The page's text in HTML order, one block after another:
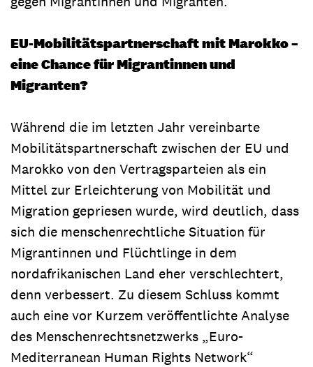
EU-Mobilitätspartnerschaft mit Marokko –
eine Chance für Migrantinnen und
Migranten?
Während die im letzten Jahr vereinbarte
Mobilitätspartnerschaft zwischen der EU und
Marokko von den Vertragsparteien als ein
Mittel zur Erleichterung von Mobilität und
Migration gepriesen wurde, wird deutlich, dass
sich die menschenrechtliche Situation für
Migrantinnen und Flüchtlinge in dem
nordafrikanischen Land eher verschlechtert,
denn verbessert. Zu diesem Schluss kommt
auch eine vor Kurzem veröffentlichte Analyse
des Menschenrechtsnetzwerks „Euro-
Mediterranean Human Rights Network“